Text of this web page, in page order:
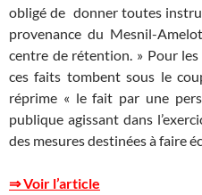
obligé de donner toutes
provenance du Mesnil-
centre de rétention. » Pour
ces faits tombent sous le
réprime « le fait par une
publique agissant dans
des mesures destinées à faire
⇒ Voir l’article